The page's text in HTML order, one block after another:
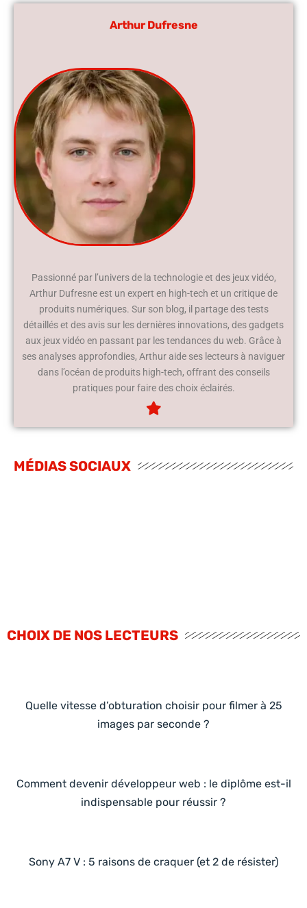
Arthur Dufresne
Passionné par l’univers de la technologie et des jeux vidéo,
Arthur Dufresne est un expert en high-tech et un critique de
produits numériques. Sur son blog, il partage des tests
détaillés et des avis sur les dernières innovations, des gadgets
aux jeux vidéo en passant par les tendances du web. Grâce à
ses analyses approfondies, Arthur aide ses lecteurs à naviguer
dans l’océan de produits high-tech, offrant des conseils
pratiques pour faire des choix éclairés.
MÉDIAS SOCIAUX
CHOIX DE NOS LECTEURS
Quelle vitesse d’obturation choisir pour filmer à 25
images par seconde ?
Comment devenir développeur web : le diplôme est-il
indispensable pour réussir ?
Sony A7 V : 5 raisons de craquer (et 2 de résister)